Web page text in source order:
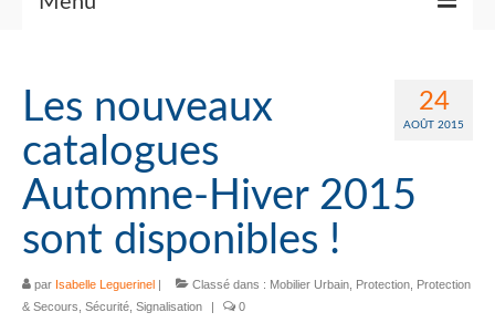
Qui sommes-nous ?
Accéder à Signals
24
AOÛT 2015
Les nouveaux
catalogues
Automne-Hiver 2015
sont disponibles !
par Isabelle Leguerinel | Classé dans : Mobilier Urbain Protection Protection
& Secours Sécurité Signalisation | 0